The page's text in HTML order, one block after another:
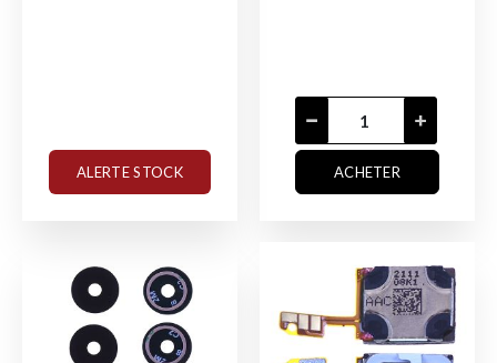
ALERTE STOCK ACHETER